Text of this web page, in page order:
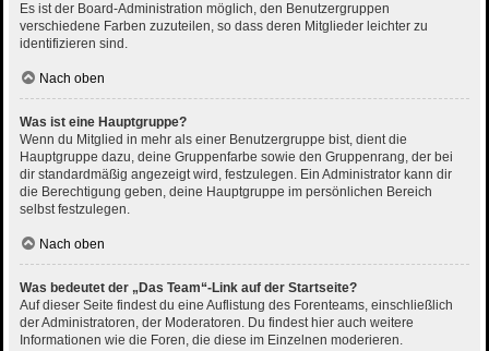
Es ist der Board-Administration möglich, den Benutzergruppen
verschiedene Farben zuzuteilen, so dass deren Mitglieder leichter zu
identifizieren sind.
Nach oben
Was ist eine Hauptgruppe?
Wenn du Mitglied in mehr als einer Benutzergruppe bist, dient die
Hauptgruppe dazu, deine Gruppenfarbe sowie den Gruppenrang, der bei
dir standardmäßig angezeigt wird, festzulegen. Ein Administrator kann dir
die Berechtigung geben, deine Hauptgruppe im persönlichen Bereich
selbst festzulegen.
Nach oben
Was bedeutet der „Das Team“-Link auf der Startseite?
Auf dieser Seite findest du eine Auflistung des Forenteams, einschließlich
der Administratoren, der Moderatoren. Du findest hier auch weitere
Informationen wie die Foren, die diese im Einzelnen moderieren.